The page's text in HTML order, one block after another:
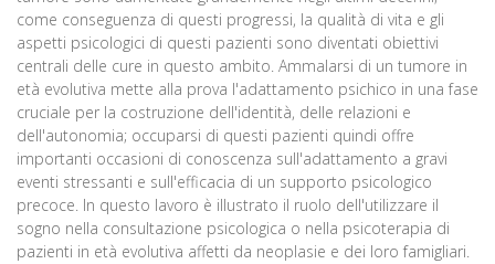
come conseguenza di questi progressi, la qualità di vita e gli
aspetti psicologici di questi pazienti sono diventati obiettivi
centrali delle cure in questo ambito. Ammalarsi di un tumore in
età evolutiva mette alla prova l'adattamento psichico in una fase
cruciale per la costruzione dell'identità, delle relazioni e
dell'autonomia; occuparsi di questi pazienti quindi offre
importanti occasioni di conoscenza sull'adattamento a gravi
eventi stressanti e sull'efficacia di un supporto psicologico
precoce. In questo lavoro è illustrato il ruolo dell'utilizzare il
sogno nella consultazione psicologica o nella psicoterapia di
pazienti in età evolutiva affetti da neoplasie e dei loro famigliari.